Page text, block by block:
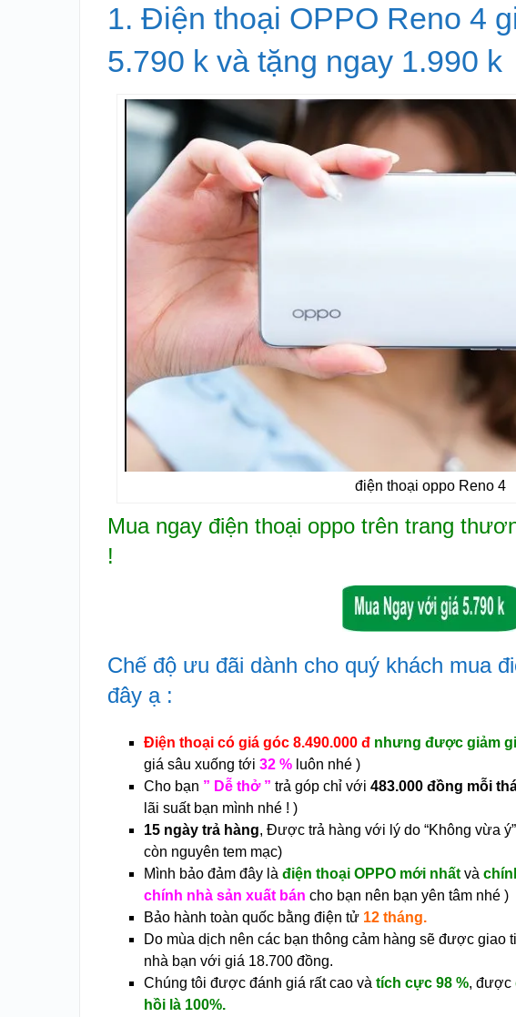
1. Điện thoại OPPO Reno 4
5.790 k và tặng ngay 1.990 k
điện thoại oppo Reno 4
Mua ngay điện thoại oppo trên trang
!
Chế độ ưu đãi dành cho quý khách mua
đây ạ :
Điện thoại có giá góc 8.490.000 đ nhưng được giảm
giá sâu xuống tới32 % luôn nhé )
Cho bạn ” Dễ thở ”trả góp chỉ với483.000 đồng mỗi
lãi suất bạn mình nhé ! )
15 ngày trả hàng, Được trả hàng với lý do “Không vừa
còn nguyên tem mạc)
Mình bảo đảm đây làđiện thoại OPPO mới nhất và
chính nhà sản xuất bán cho bạn nên bạn yên tâm nhé )
Bảo hành toàn quốc bằng điện tử 12 tháng.
Do mùa dịch nên các bạn thông cảm hàng sẽ được giao
nhà bạn với giá 18.700 đồng.
Chúng tôi được đánh giá rất cao vàtích cực 98 %, được
hồi là 100%.